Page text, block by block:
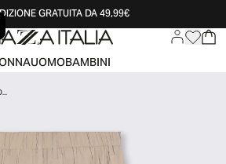
GRATUITA DA 49,99€
UOMOBAMBINI